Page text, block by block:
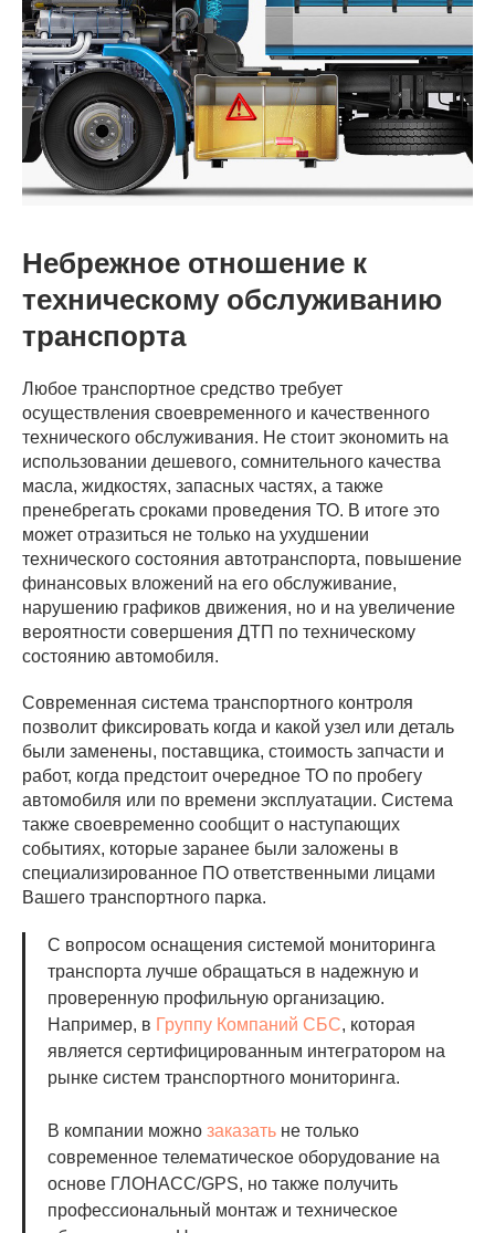
Небрежное отношение к
техническому обслуживанию
транспорта
Любое транспортное средство требует
осуществления своевременного и качественного
технического обслуживания. Не стоит экономить на
использовании дешевого, сомнительного качества
масла, жидкостях, запасных частях, а также
пренебрегать сроками проведения ТО. В итоге это
может отразиться не только на ухудшении
технического состояния автотранспорта, повышение
финансовых вложений на его обслуживание,
нарушению графиков движения, но и на увеличение
вероятности совершения ДТП по техническому
состоянию автомобиля.
Современная система транспортного контроля
позволит фиксировать когда и какой узел или деталь
были заменены, поставщика, стоимость запчасти и
работ, когда предстоит очередное ТО по пробегу
автомобиля или по времени эксплуатации. Система
также своевременно сообщит о наступающих
событиях, которые заранее были заложены в
специализированное ПО ответственными лицами
Вашего транспортного парка.
С вопросом оснащения системой мониторинга
транспорта лучше обращаться в надежную и
проверенную профильную организацию.
Например, в Группу Компаний СБС, которая
является сертифицированным интегратором на
рынке систем транспортного мониторинга.
В компании можно заказать не только
современное телематическое оборудование на
основе ГЛОНАСС/GPS, но также получить
профессиональный монтаж и техническое